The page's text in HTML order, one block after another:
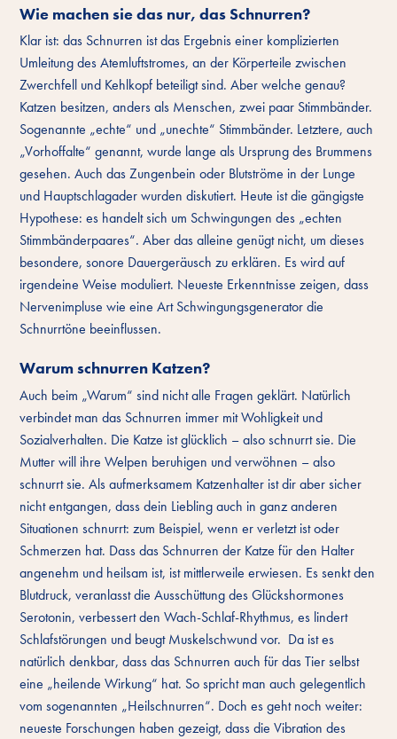
Wie machen sie das nur, das Schnurren?
Klar ist: das Schnurren ist das Ergebnis einer komplizierten
Umleitung des Atemluftstromes, an der Körperteile zwischen
Zwerchfell und Kehlkopf beteiligt sind. Aber welche genau?
Katzen besitzen, anders als Menschen, zwei paar Stimmbänder.
Sogenannte „echte“ und „unechte“ Stimmbänder. Letztere, auch
„Vorhoffalte“ genannt, wurde lange als Ursprung des Brummens
gesehen. Auch das Zungenbein oder Blutströme in der Lunge
und Hauptschlagader wurden diskutiert. Heute ist die gängigste
Hypothese: es handelt sich um Schwingungen des „echten
Stimmbänderpaares“. Aber das alleine genügt nicht, um dieses
besondere, sonore Dauergeräusch zu erklären. Es wird auf
irgendeine Weise moduliert. Neueste Erkenntnisse zeigen, dass
Nervenimpluse wie eine Art Schwingungsgenerator die
Schnurrtöne beeinflussen.
Warum schnurren Katzen?
Auch beim „Warum“ sind nicht alle Fragen geklärt. Natürlich
verbindet man das Schnurren immer mit Wohligkeit und
Sozialverhalten. Die Katze ist glücklich – also schnurrt sie. Die
Mutter will ihre Welpen beruhigen und verwöhnen – also
schnurrt sie. Als aufmerksamem Katzenhalter ist dir aber sicher
nicht entgangen, dass dein Liebling auch in ganz anderen
Situationen schnurrt: zum Beispiel, wenn er verletzt ist oder
Schmerzen hat. Dass das Schnurren der Katze für den Halter
angenehm und heilsam ist, ist mittlerweile erwiesen. Es senkt den
Blutdruck, veranlasst die Ausschüttung des Glückshormones
Serotonin, verbessert den Wach-Schlaf-Rhythmus, es lindert
Schlafstörungen und beugt Muskelschwund vor. Da ist es
natürlich denkbar, dass das Schnurren auch für das Tier selbst
eine „heilende Wirkung“ hat. So spricht man auch gelegentlich
vom sogenannten „Heilschnurren“. Doch es geht noch weiter:
neueste Forschungen haben gezeigt, dass die Vibration des